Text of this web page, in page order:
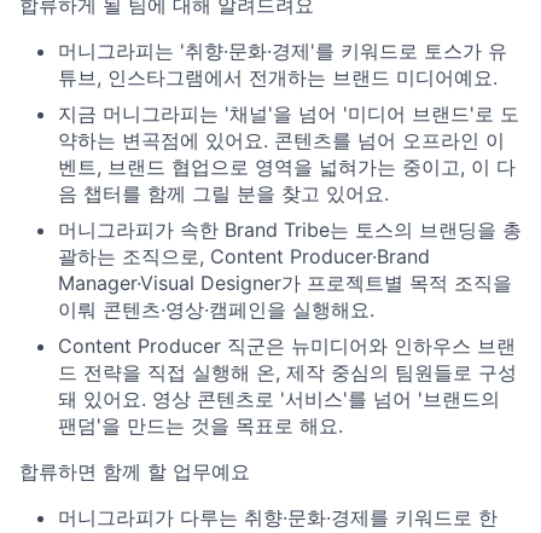
합류하게 될 팀에 대해 알려드려요
머니그라피는 '취향·문화·경제'를 키워드로 토스가 유
튜브, 인스타그램에서 전개하는 브랜드 미디어예요.
지금 머니그라피는 '채널'을 넘어 '미디어 브랜드'로 도
약하는 변곡점에 있어요. 콘텐츠를 넘어 오프라인 이
벤트, 브랜드 협업으로 영역을 넓혀가는 중이고, 이 다
음 챕터를 함께 그릴 분을 찾고 있어요.
머니그라피가 속한 Brand Tribe는 토스의 브랜딩을 총
괄하는 조직으로, Content Producer·Brand
Manager·Visual Designer가 프로젝트별 목적 조직을
이뤄 콘텐츠·영상·캠페인을 실행해요.
Content Producer 직군은 뉴미디어와 인하우스 브랜
드 전략을 직접 실행해 온, 제작 중심의 팀원들로 구성
돼 있어요. 영상 콘텐츠로 '서비스'를 넘어 '브랜드의
팬덤'을 만드는 것을 목표로 해요.
합류하면 함께 할 업무예요
머니그라피가 다루는 취향·문화·경제를 키워드로 한